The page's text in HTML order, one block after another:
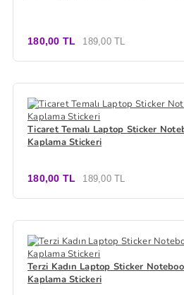
180,00 TL 189,00 TL
Ticaret Temalı Laptop Sticker
Kaplama Stickeri
180,00 TL 189,00 TL
Terzi Kadın Laptop Sticker
Kaplama Stickeri